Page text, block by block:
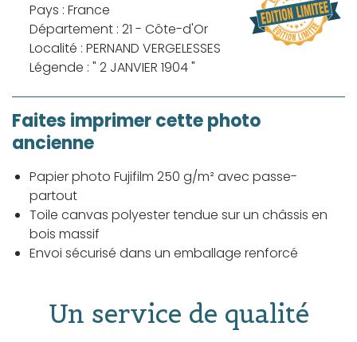
Pays : France
Département : 21 - Côte-d'Or
Localité : PERNAND VERGELESSES
Légende : " 2 JANVIER 1904 "
Faites imprimer cette photo
ancienne
Papier photo Fujifilm 250 g/m² avec passe-
partout
Toile canvas polyester tendue sur un châssis en
bois massif
Envoi sécurisé dans un emballage renforcé
Un service de qualité